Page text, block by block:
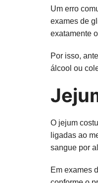
Um erro
exames de
exatamente
Por isso,
álcool ou
O jejum
ligadas ao
sangue por
Em exames